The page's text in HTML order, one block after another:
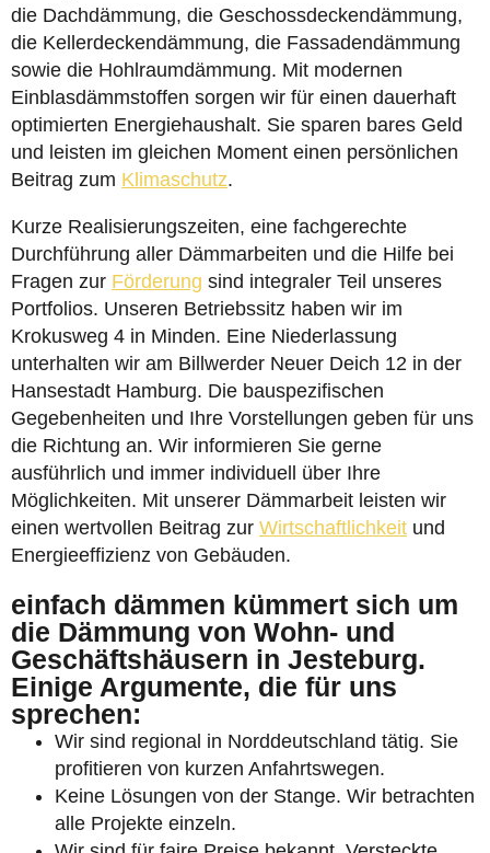
die Dachdämmung, die Geschossdeckendämmung,
die Kellerdeckendämmung, die Fassadendämmung
sowie die Hohlraumdämmung. Mit modernen
Einblasdämmstoffen sorgen wir für einen dauerhaft
optimierten Energiehaushalt. Sie sparen bares Geld
und leisten im gleichen Moment einen persönlichen
Beitrag zum Klimaschutz.
Kurze Realisierungszeiten, eine fachgerechte
Durchführung aller Dämmarbeiten und die Hilfe bei
Fragen zur Förderung sind integraler Teil unseres
Portfolios. Unseren Betriebssitz haben wir im
Krokusweg 4 in Minden. Eine Niederlassung
unterhalten wir am Billwerder Neuer Deich 12 in der
Hansestadt Hamburg. Die bauspezifischen
Gegebenheiten und Ihre Vorstellungen geben für uns
die Richtung an. Wir informieren Sie gerne
ausführlich und immer individuell über Ihre
Möglichkeiten. Mit unserer Dämmarbeit leisten wir
einen wertvollen Beitrag zur Wirtschaftlichkeit und
Energieeffizienz von Gebäuden.
einfach dämmen kümmert sich um
die Dämmung von Wohn- und
Geschäftshäusern in Jesteburg.
Einige Argumente, die für uns
sprechen:
Wir sind regional in Norddeutschland tätig. Sie
profitieren von kurzen Anfahrtswegen.
Keine Lösungen von der Stange. Wir betrachten
alle Projekte einzeln.